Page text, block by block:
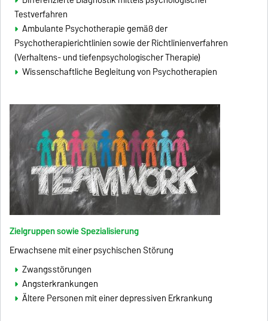
Testverfahren
Ambulante Psychotherapie gemäß der
Psychotherapierichtlinien sowie der Richtlinienverfahren
(Verhaltens- und tiefenpsychologischer Therapie)
Wissenschaftliche Begleitung von Psychotherapien
Zielgruppen sowie Spezialisierung
Erwachsene mit einer psychischen Störung
Zwangsstörungen
Angsterkrankungen
Ältere Personen mit einer depressiven Erkrankung